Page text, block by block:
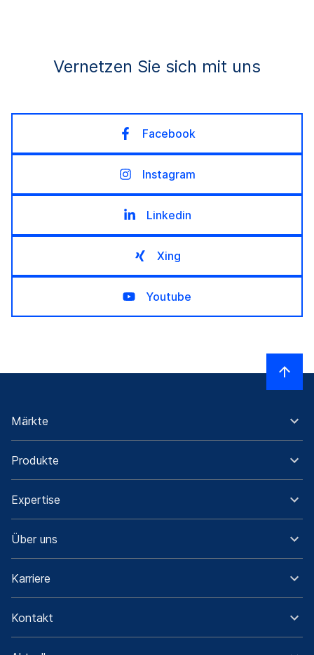
Vernetzen Sie sich mit uns
Facebook
Instagram
Linkedin
Xing
Youtube
Märkte
Produkte
Expertise
Über uns
Karriere
Kontakt